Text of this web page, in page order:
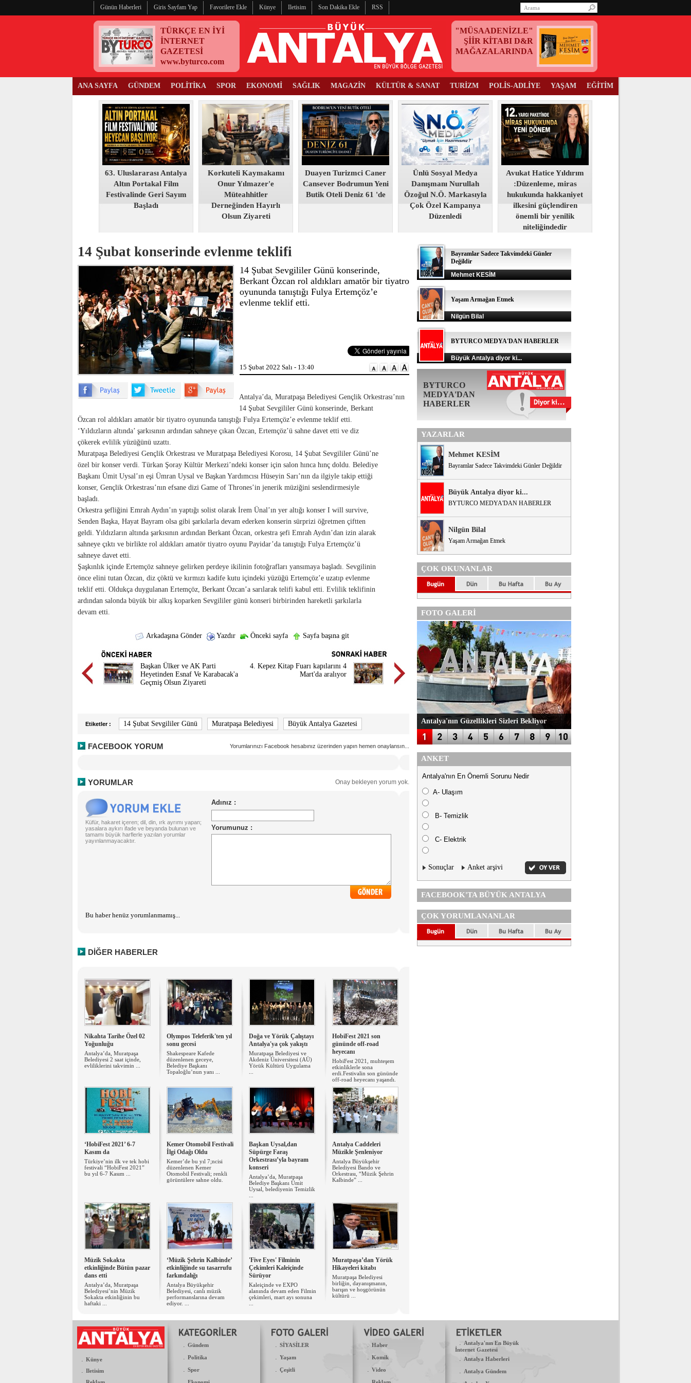
Günün Haberleri Giris Sayfam Yap Favorilere Ekle Künye Iletisim Son Dakika Ekle RSS
TÜRKÇE EN İYİ
İNTERNET
GAZETESİ
www.byturco.com
"MÜSAADENİZLE"
ŞİİR KİTABI D&R
MAĞAZALARINDA
ANA SAYFA GÜNDEM POLİTİKA SPOR EKONOMİ SAĞLIK MAGAZİN KÜLTÜR & SANAT TURİZM POLİS-ADLİYE YAŞAM EĞİTİM
63. Uluslararası Antalya
Altın Portakal Film
Festivalinde Geri Sayım
Başladı
Korkuteli Kaymakamı
Onur Yılmazer'e
Müteahhitler
Derneğinden Hayırlı
Olsun Ziyareti
Duayen Turizmci Caner
Cansever Bodrumun Yeni
Butik Oteli Deniz 61 'de
Ünlü Sosyal Medya
Danışmanı Nurullah
Özoğul N.Ö. Markasıyla
Çok Özel Kampanya
Düzenledi
Avukat Hatice Yıldırım
:Düzenleme, miras
hukukunda hakkaniyet
ilkesini güçlendiren
önemli bir yenilik
niteliğindedir
14 Şubat konserinde evlenme teklifi
14 Şubat Sevgililer Günü konserinde,
Berkant Özcan rol aldıkları amatör bir tiyatro
oyununda tanıştığı Fulya Ertemçöz’e
evlenme teklif etti.
15 Şubat 2022 Salı - 13:40
Antalya’da, Muratpaşa Belediyesi Gençlik Orkestrası’nın
14 Şubat Sevgililer Günü konserinde, Berkant
Özcan rol aldıkları amatör bir tiyatro oyununda tanıştığı Fulya Ertemçöz’e evlenme teklif etti.
‘Yıldızların altında’ şarkısının ardından sahneye çıkan Özcan, Ertemçöz’ü sahne davet etti ve diz
çökerek evlilik yüzüğünü uzattı.
Muratpaşa Belediyesi Gençlik Orkestrası ve Muratpaşa Belediyesi Korosu, 14 Şubat Sevgililer Günü’ne
özel bir konser verdi. Türkan Şoray Kültür Merkezi’ndeki konser için salon hınca hınç doldu. Belediye
Başkanı Ümit Uysal’ın eşi Ümran Uysal ve Başkan Yardımcısı Hüseyin Sarı’nın da ilgiyle takip ettiği
konser, Gençlik Orkestrası’nın efsane dizi Game of Thrones’in jenerik müziğini seslendirmesiyle
başladı.
Orkestra şefliğini Emrah Aydın’ın yaptığı solist olarak İrem Ünal’ın yer altığı konser I will survive,
Senden Başka, Hayat Bayram olsa gibi şarkılarla devam ederken konserin sürprizi öğretmen çiftten
geldi. Yıldızların altında şarkısının ardından Berkant Özcan, orkestra şefi Emrah Aydın’dan izin alarak
sahneye çıktı ve birlikte rol aldıkları amatör tiyatro oyunu Payidar’da tanıştığı Fulya Ertemçöz’ü
sahneye davet etti.
Şaşkınlık içinde Ertemçöz sahneye gelirken perdeye ikilinin fotoğrafları yansımaya başladı. Sevgilinin
önce elini tutan Özcan, diz çöktü ve kırmızı kadife kutu içindeki yüzüğü Ertemçöz’e uzatıp evlenme
teklif etti. Oldukça duygulanan Ertemçöz, Berkant Özcan’a sarılarak telifi kabul etti. Evlilik teklifinin
ardından salonda büyük bir alkış koparken Sevgililer günü konseri birbirinden hareketli şarkılarla
devam etti.
Arkadaşına Gönder Yazdır Önceki sayfa Sayfa başına git
Başkan Ülker ve AK Parti
Heyetinden Esnaf Ve Karabacak'a
Geçmiş Olsun Ziyareti
4. Kepez Kitap Fuarı kapılarını 4
Mart'da aralıyor
Etiketler : 14 Şubat Sevgililer Günü Muratpaşa Belediyesi Büyük Antalya Gazetesi
FACEBOOK YORUM Yorumlarınızı Facebook hesabınız üzerinden yapın hemen onaylansın...
YORUMLAR Onay bekleyen yorum yok.
Küfür, hakaret içeren; dil, din, ırk ayrımı yapan;
yasalara aykırı ifade ve beyanda bulunan ve
tamamı büyük harflerle yazılan yorumlar
yayınlanmayacaktır.
Bu haber henüz yorumlanmamış...
DİĞER HABERLER
Nikahta Tarihe Özel 02
Yoğunluğu
Antalya’da, Muratpaşa
Belediyesi 2 saat içinde,
evliliklerini takvimin ...
Olympos Teleferik'ten yıl
sonu gecesi
Shakespeare Kafede
düzenlenen geceye,
Belediye Başkanı
Topaloğlu’nun yanı ...
Doğa ve Yörük Çalıştayı
Antalya'ya çok yakıştı
Muratpaşa Belediyesi ve
Akdeniz Üniversitesi (AÜ)
Yörük Kültürü Uygulama
HobiFest 2021 son
gününde off-road
heyecanı
HobiFest 2021, muhteşem
etkinliklerle sona
erdi.Festivalin son gününde
off-road heyecanı yaşandı.
‘HobiFest 2021’ 6-7
Kasım da
Türkiye’nin ilk ve tek hobi
festivali “HobiFest 2021”
bu yıl 6-7 Kasım ...
Kemer Otomobil Festivali
İlgi Odağı Oldu
Kemer’de bu yıl 7;ncisi
düzenlenen Kemer
Otomobil Festivali; renkli
görüntülere sahne oldu.
​Başkan Uysal,dan
Süpürge Faraş
Orkestrası’yla bayram
konseri
Antalya’da, Muratpaşa
Belediye Başkanı Ümit
Uysal, belediyenin Temizlik
Antalya Caddeleri
Müzikle Şenleniyor
Antalya Büyükşehir
Belediyesi Bando ve
Orkestrası, “Müzik Şehrin
Kalbinde” ...
Müzik Sokakta
etkinliğinde Bütün pazar
dans etti
Antalya’da, Muratpaşa
Belediyesi’nin Müzik
Sokakta etkinliğinin bu
haftaki ...
‘Müzik Şehrin Kalbinde’
etkinliğinde su tasarrufu
farkındalığı
Antalya Büyükşehir
Belediyesi, canlı müzik
performanslarına devam
ediyor. ...
'Five Eyes' Filminin
Çekimleri Kaleiçinde
Sürüyor
Kaleiçinde ve EXPO
alanında devam eden Filmin
çekimleri, mart ayı sonuna
Muratpaşa’dan Yörük
Hikayeleri kitabı
Muratpaşa Belediyesi
birliğin, dayanışmanın,
barışın ve hoşgörünün
kültürü ...
Bayramlar Sadece Takvimdeki Günler
Değildir
Mehmet KESİM
Yaşam Armağan Etmek
Nilgün Bilal
BYTURCO MEDYA'DAN HABERLER
Büyük Antalya diyor ki...
BYTURCO
MEDYA'DAN
HABERLER
YAZARLAR
Mehmet KESİM
Bayramlar Sadece Takvimdeki Günler Değildir
Büyük Antalya diyor ki...
BYTURCO MEDYA'DAN HABERLER
Nilgün Bilal
Yaşam Armağan Etmek
ÇOK OKUNANLAR
FOTO GALERİ
Antalya'nın Güzellikleri Sizleri Bekliyor
ANKET
Antalya'nın En Önemli Sorunu Nedir
A- Ulaşım
B- Temizlik
C- Elektrik
Sonuçlar Anket arşivi
FACEBOOK'TA BÜYÜK ANTALYA
ÇOK YORUMLANANLAR
. Künye
. Iletisim
. Gündem
. Politika
. Spor
. SİYASİLER
. Yaşam
. Çeşitli
. Haber
. Komik
. Video
. Antalya'nın En Büyük
İnternet Gazetesi
. Antalya Haberleri
. Antalya Gündem